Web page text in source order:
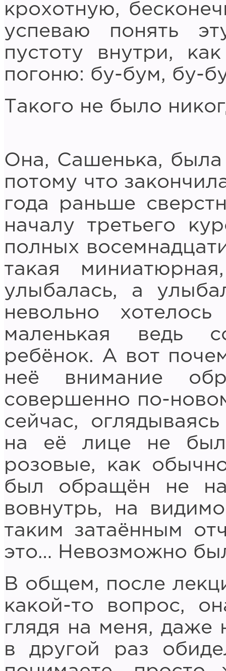
крохотную,
успеваю понять
пустоту внутри,
погоню: бу-бум, бу-
Такого не было
Она, Сашенька,
потому что
года раньше
началу третьего
полных
такая
улыбалась, а
невольно
маленькая ведь
ребёнок. А вот
неё внимание
совершенно по-
сейчас,
на её лице не
розовые, как
был обращён не
вовнутрь, на
таким затаённым
это… Невозможно
В общем, после
какой-то вопрос,
глядя на меня, даже
в другой раз